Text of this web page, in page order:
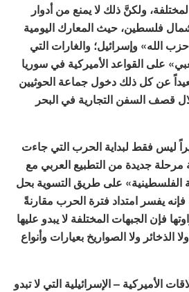
ولكنَّ ذلك لا يمنع من أدوار
فلسطين، حيث المعارك اليومية
الله» وإسرائيل؛ والغارات التي
على القواعد الأميركية في سوريا
عن كل ذلك دخول جماعة الحوثيين
قصف السفن التجارية في البحر
ليس فقط لبداية الحرب التي جاءت
جديدة من التطبيع العربي مع
الفلسطينية» على طريق التسوية بحل
يفسر امتداد فترة الحرب مقارنةً
فإن الجبهات المختلفة لا يبدو عليها
الذخائر ولا الصواريخ بعيارات وأنواع
الأميركية – الإسرائيلية التي لا تبدو